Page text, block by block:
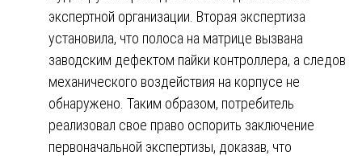
экспертной организации. Вторая экспертиза
установила, что полоса на матрице вызвана
заводским дефектом пайки контроллера, а следов
механического воздействия на корпусе не
обнаружено. Таким образом, потребитель
реализовал свое право оспорить заключение
первоначальной экспертизы, доказав, что